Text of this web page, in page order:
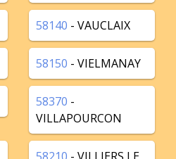
58140 - VAUCLAIX
58150 - VIELMANAY
58370 -
VILLAPOURCON